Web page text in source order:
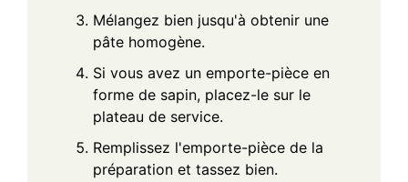
Mélangez bien jusqu'à obtenir une
pâte homogène.
Si vous avez un emporte-pièce en
forme de sapin, placez-le sur le
plateau de service.
Remplissez l'emporte-pièce de la
préparation et tassez bien.